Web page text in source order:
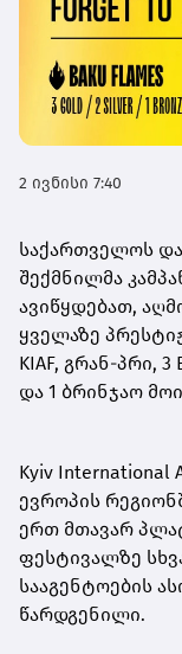
2 ივნისი 7:40
საქართველოს
შექმნილმა
ავიწყდებათ,
ყველაზე
KIAF, გრან-პრი,
და 1 ბრინჯაო
Kyiv International
ევროპის
ერთ მთავარ
ფესტივალზე
სააგენტოების
წარდგენილი.